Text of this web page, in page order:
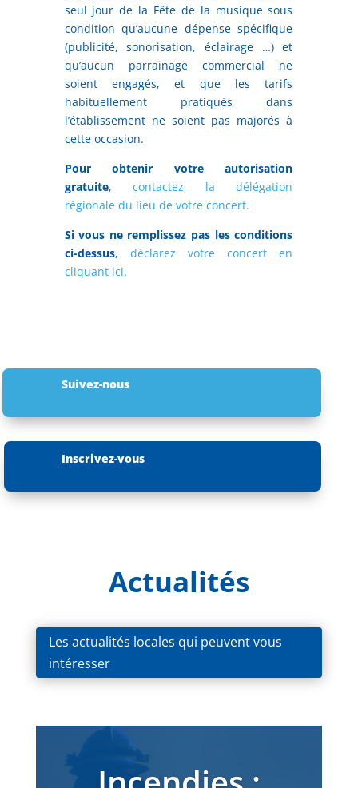
seul jour de la Fête de la musique sous
condition qu’aucune dépense spécifique
(publicité, sonorisation, éclairage …) et
qu’aucun parrainage commercial ne
soient engagés, et que les tarifs
habituellement pratiqués dans
l’établissement ne soient pas majorés à
cette occasion.
Pour obtenir votre autorisation
gratuite,contactez la délégation
régionale du lieu de votre concert.
Si vous ne remplissez pas les conditions
ci-dessus, déclarez votre concert en
cliquant ici.
Suivez-nous
Inscrivez-vous
Actualités
Les actualités locales qui peuvent vous
intéresser